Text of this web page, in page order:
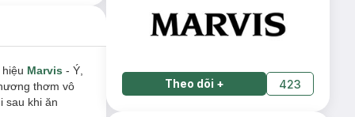
Marvis - Ý,
thơm vô
sau khi ăn
Theo dõi + 423